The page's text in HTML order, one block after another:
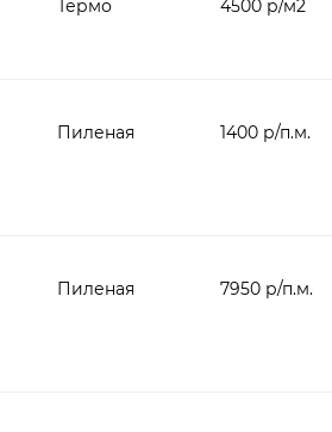
Термо 4500 р/м2
Пиленая 1400 р/п.м.
Пиленая 7950 р/п.м.